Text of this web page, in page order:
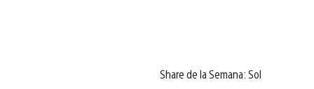
Share de la Semana: Sol